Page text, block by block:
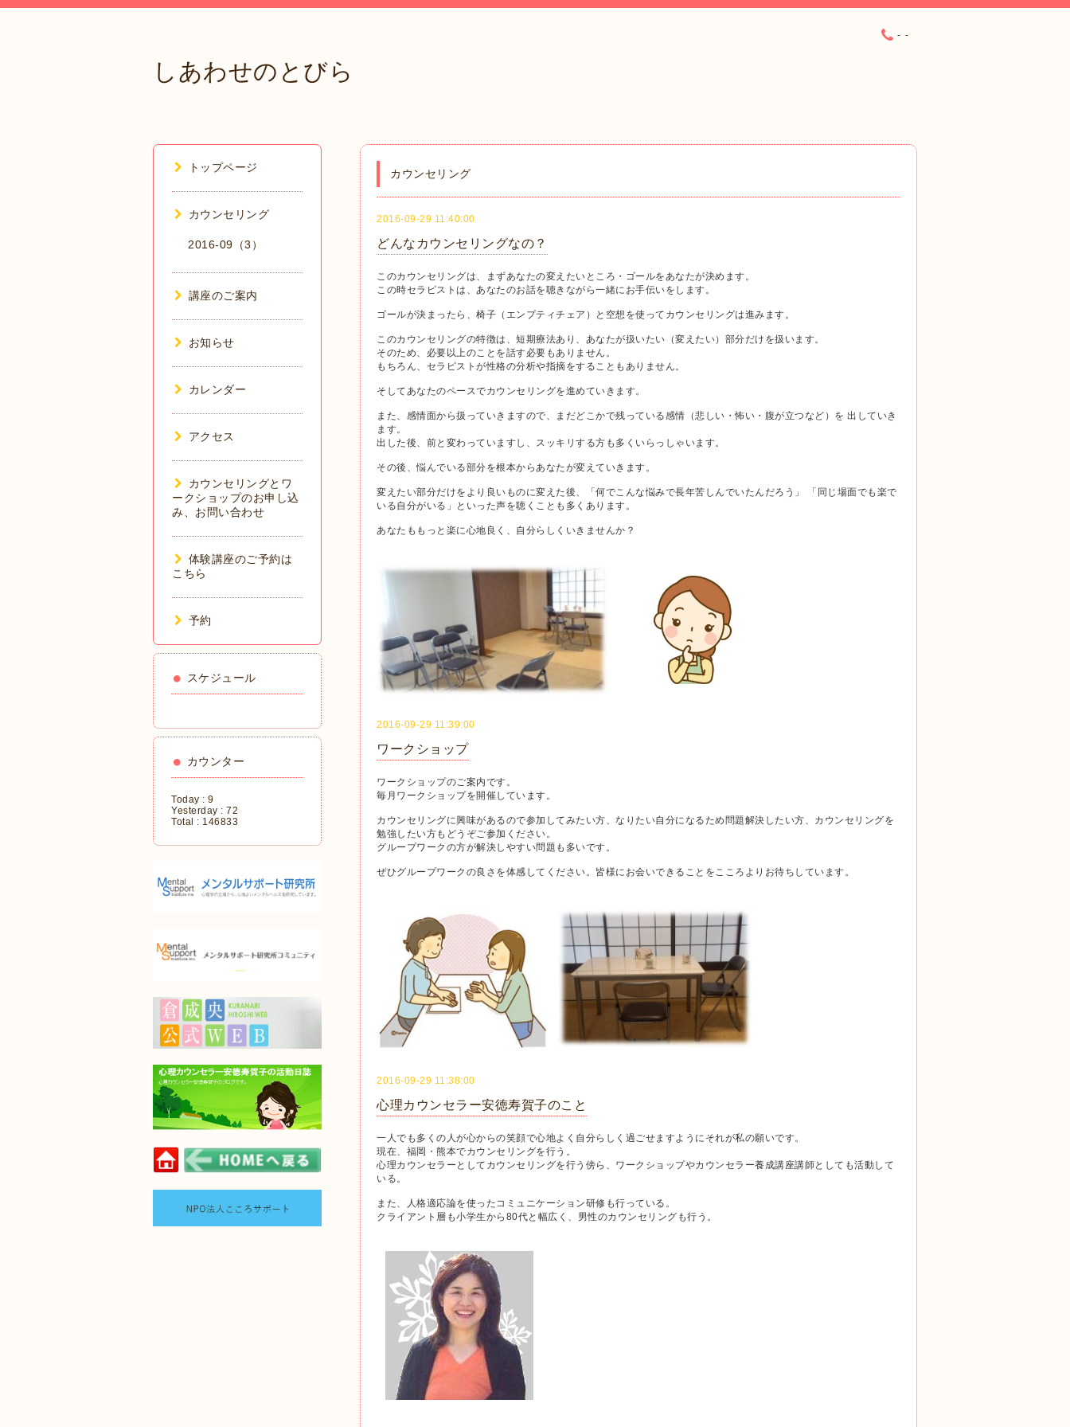
しあわせのとびら
- -
カウンセリング
2016-09-29 11:40:00
どんなカウンセリングなの？
このカウンセリングは、まずあなたの変えたいところ・ゴールをあなたが決めます。
この時セラピストは、あなたのお話を聴きながら一緒にお手伝いをします。
ゴールが決まったら、椅子（エンプティチェア）と空想を使ってカウンセリングは進みます。
このカウンセリングの特徴は、短期療法あり、あなたが扱いたい（変えたい）部分だけを扱います。
そのため、必要以上のことを話す必要もありません。
もちろん、セラピストが性格の分析や指摘をすることもありません。
そしてあなたのペースでカウンセリングを進めていきます。
また、感情面から扱っていきますので、まだどこかで残っている感情（悲しい・怖い・腹が立つなど）を 出していき
ます。
出した後、前と変わっていますし、スッキリする方も多くいらっしゃいます。
その後、悩んでいる部分を根本からあなたが変えていきます。
変えたい部分だけをより良いものに変えた後、「何でこんな悩みで長年苦しんでいたんだろう」 「同じ場面でも楽で
いる自分がいる」といった声を聴くことも多くあります。
あなたももっと楽に心地良く、自分らしくいきませんか？
2016-09-29 11:39:00
ワークショップ
ワークショップのご案内です。
毎月ワークショップを開催しています。
カウンセリングに興味があるので参加してみたい方、なりたい自分になるため問題解決したい方、カウンセリングを
勉強したい方もどうぞご参加ください。
グループワークの方が解決しやすい問題も多いです。
ぜひグループワークの良さを体感してください。 皆様にお会いできることをこころよりお待ちしています。
2016-09-29 11:38:00
心理カウンセラー安徳寿賀子のこと
一人でも多くの人が心からの笑顔で心地よく自分らしく過ごせますようにそれが私の願いです。
現在、福岡・熊本でカウンセリングを行う。
心理カウンセラーとしてカウンセリングを行う傍ら、ワークショップやカウンセラー養成講座講師としても活動して
いる。
また、人格適応論を使ったコミュニケーション研修も行っている。
クライアント層も小学生から80代と幅広く、男性のカウンセリングも行う。
トップページ
カウンセリング
2016-09（3）
講座のご案内
お知らせ
カレンダー
アクセス
カウンセリングとワ
ークショップのお申し込
み、お問い合わせ
体験講座のご予約は
こちら
予約
スケジュール
カウンター
Today : 9
Yesterday : 72
Total : 146833